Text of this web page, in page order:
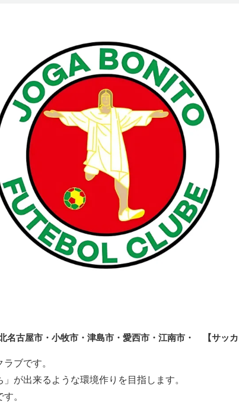
名古屋市・小牧市・津島市・愛西市・江南市・ 【サッカ
ブです。
が出来るような環境作りを目指します。
。